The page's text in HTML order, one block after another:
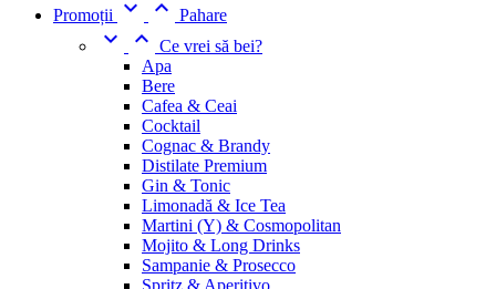
Promoții
  Pahare
  Ce vrei să bei?
Apa
Bere
Cafea & Ceai
Cocktail
Cognac & Brandy
Distilate Premium
Gin & Tonic
Limonadă & Ice Tea
Martini (Y) & Cosmopolitan
Mojito & Long Drinks
Sampanie & Prosecco
Spritz & Aperitivo